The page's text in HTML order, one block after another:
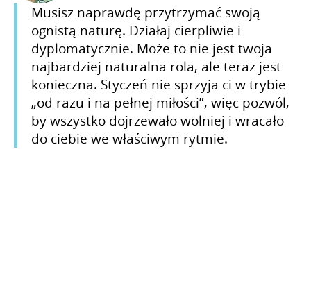
Musisz naprawdę przytrzymać swoją
ognistą naturę. Działaj cierpliwie i
dyplomatycznie. Może to nie jest twoja
najbardziej naturalna rola, ale teraz jest
konieczna. Styczeń nie sprzyja ci w trybie
„od razu i na pełnej miłości”, więc pozwól,
by wszystko dojrzewało wolniej i wracało
do ciebie we właściwym rytmie.